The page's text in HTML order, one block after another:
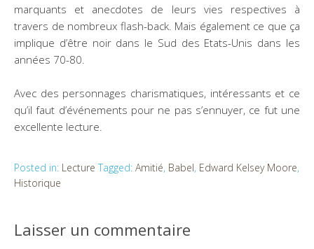
marquants et anecdotes de leurs vies respectives à
travers de nombreux flash-back. Mais également ce que ça
implique d’être noir dans le Sud des Etats-Unis dans les
années 70-80.
Avec des personnages charismatiques, intéressants et ce
qu’il faut d’événements pour ne pas s’ennuyer, ce fut une
excellente lecture.
Posted in: Lecture Tagged: Amitié, Babel, Edward Kelsey Moore,
Historique
Laisser un commentaire